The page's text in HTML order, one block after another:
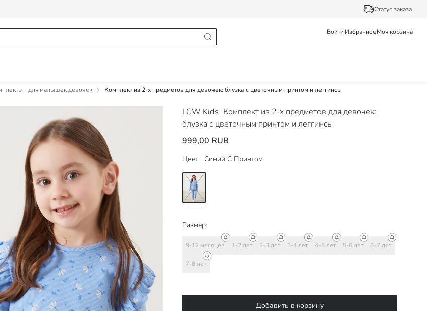
Статус заказа
Войти ИзбранноеМоя корзина
- для малышек девочек Комплект из 2-х предметов для девочек: блузка с цветочным принтом и леггинсы
LCW Kids Комплект из 2-х предметов для девочек:
блузка с цветочным принтом и леггинсы
999,00 RUB
Цвет: Синий С Принтом
Размер:
9-12 месяцев 1-2 лет 2-3 лет 3-4 лет 4-5 лет 5-6 лет 6-7 лет
7-8 лет
Добавить в корзину